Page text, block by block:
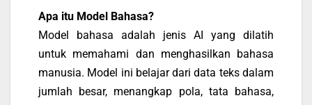
Apa itu Model Bahasa?
Model bahasa adalah jenis AI yang dilatih
untuk memahami dan menghasilkan bahasa
manusia. Model ini belajar dari data teks dalam
jumlah besar, menangkap pola, tata bahasa,